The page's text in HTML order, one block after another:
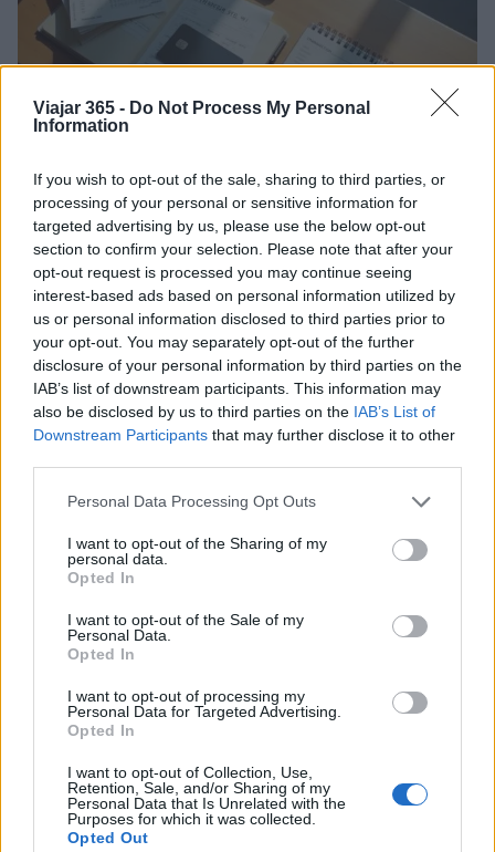
Viajar 365 - Do Not Process My Personal
Information
If you wish to opt-out of the sale, sharing to third parties, or
processing of your personal or sensitive information for
targeted advertising by us, please use the below opt-out
section to confirm your selection. Please note that after your
opt-out request is processed you may continue seeing
interest-based ads based on personal information utilized by
us or personal information disclosed to third parties prior to
your opt-out. You may separately opt-out of the further
disclosure of your personal information by third parties on the
IAB’s list of downstream participants. This information may
also be disclosed by us to third parties on the IAB’s List of
Downstream Participants that may further disclose it to other
Please note that this website/app uses one or more Google
not limited to your visit or usage behaviour. You may click to
grant or deny consent to Google and its third-party tags to
use your data for below specified purposes in below Google
consent section.
Personal Data Processing Opt Outs
I want to opt-out of the Sharing of my
personal data.
Opted In
I want to opt-out of the Sale of my
Personal Data.
Opted In
I want to opt-out of processing my
Personal Data for Targeted Advertising.
Opted In
I want to opt-out of Collection, Use,
Retention, Sale, and/or Sharing of my
Personal Data that Is Unrelated with the
Purposes for which it was collected.
Opted Out
Estrategias para obtener más de 130,000
puntos Bilt en seis meses
En 2026, una usuaria logró acumular más de 130,000 puntos
Bilt en solo seis meses utilizando la tarjeta Bilt Palladium.
Descubre sus…
Carla Vidal · 13 Jul 2026
GUSTO
elegir la mejor tarjeta y momento para
aplicar
de las tarjetas Citi en 2026 y descubre cuándo aplicar para
maximizar tus recompensas
Lucía Marín · 12 Jul 2026